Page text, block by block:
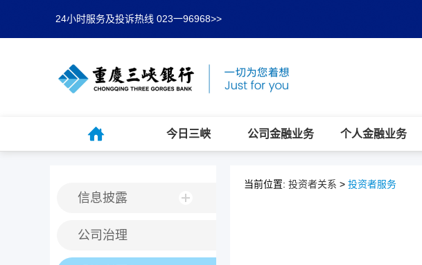
24小时服务及投诉热线 023一96968>>
今日三峡 公司金融业务 个人金融业务
信息披露
公司治理
当前位置:投资者关系 >投资者服务